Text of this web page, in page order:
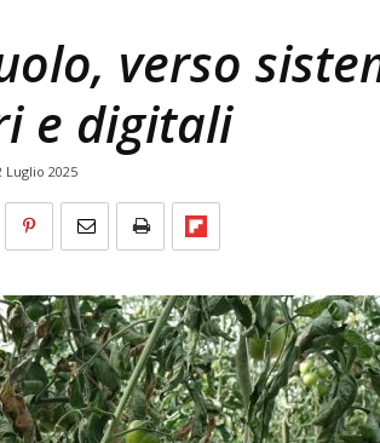
verso
e digitali
Luglio 2025